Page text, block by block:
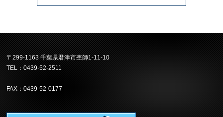
〒299-1163 千葉県君津市杢師1-11-10
TEL：0439-52-2511
FAX：0439-52-0177